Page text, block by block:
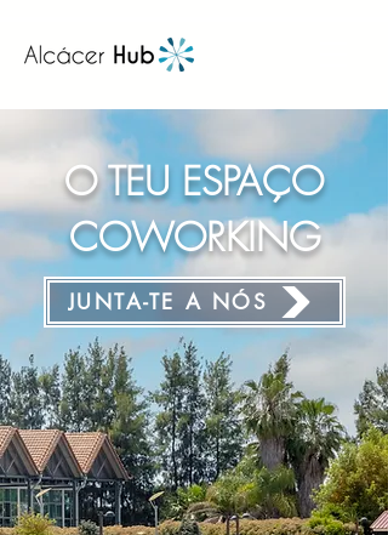
O TEU ESPAÇO
COWORKING
JUNTA-TE A NÓS